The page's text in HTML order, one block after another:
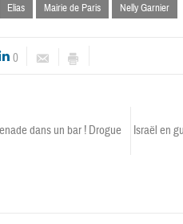
Elias Mairie de Paris Nelly Garnier
0
dans un bar ! Drogue
Israël en